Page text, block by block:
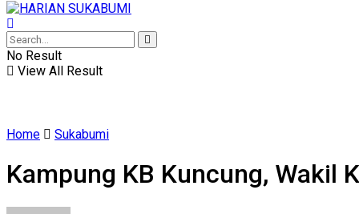
No Result
View All Result
Home Sukabumi
Kampung KB Kuncung, Wakil